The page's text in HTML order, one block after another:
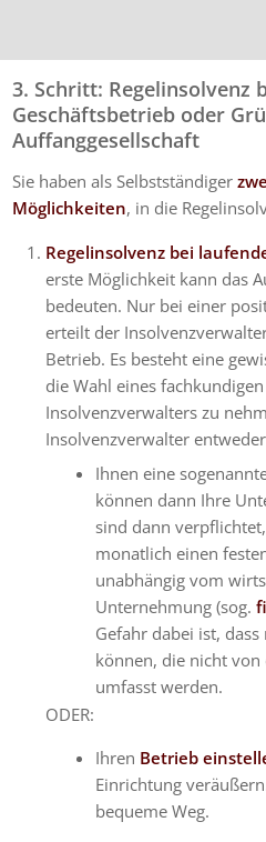
3. Schritt: Regelinsolvenz
Geschäftsbetrieb oder
Auffanggesellschaft
Sie haben als Selbstständiger
Möglichkeiten, in die
Regelinsolvenz bei
erste Möglichkeit kann das
bedeuten. Nur bei einer
erteilt der
Betrieb. Es besteht eine
die Wahl eines
Insolvenzverwalters zu
Insolvenzverwalter entweder
Ihnen eine
können dann Ihre
sind dann
monatlich einen
unabhängig vom
Unternehmung (sog.
Gefahr dabei ist,
können, die nicht
umfasst werden.
ODER:
Ihren Betrieb
Einrichtung
bequeme Weg.